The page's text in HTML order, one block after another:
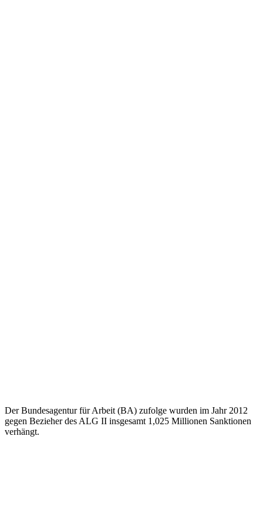
Der Bundesagentur für Arbeit (BA) zufolge wurden im Jahr 2012
gegen Bezieher des ALG II insgesamt 1,025 Millionen Sanktionen
verhängt.